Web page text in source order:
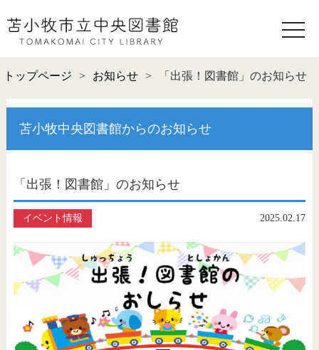
toggle
トップページ > お知らせ > 「出張！図書館」のお知らせ
苫小牧中央図書館からのお知らせ
「出張！図書館」のお知らせ
イベント情報 2025.02.17